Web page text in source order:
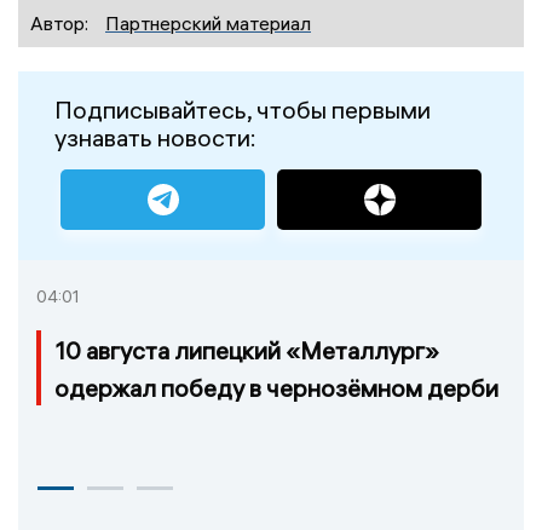
Автор:
Партнерский материал
Подписывайтесь, чтобы первыми
узнавать новости:
04:01
10 августа липецкий «Металлург»
одержал победу в чернозёмном дерби